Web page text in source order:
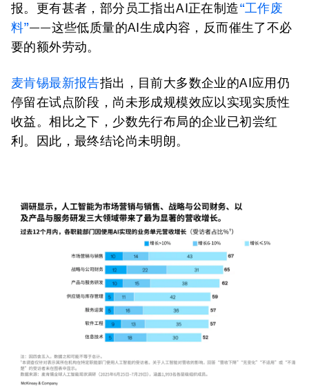
报。更有甚者，部分员工指出AI正在制造“工作废
料”——这些低质量的AI生成内容，反而催生了不必
要的额外劳动。
麦肯锡最新报告指出，目前大多数企业的AI应用仍
停留在试点阶段，尚未形成规模效应以实现实质性
收益。相比之下，少数先行布局的企业已初尝红
利。因此，最终结论尚未明朗。